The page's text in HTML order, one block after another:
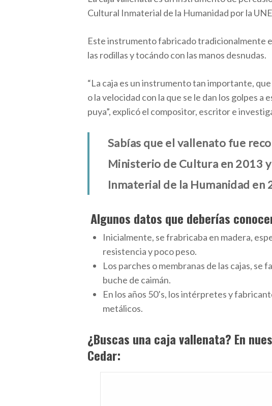
Cultural Inmaterial de la Humanidad por la
Este instrumento fabricado tradicionalmente
las rodillas y tocándo con las manos desnudas.
“La caja es un instrumento tan importante,
o la velocidad con la que se le dan los golpes
puya”, explicó el compositor, escritor e
Sabías que el vallenato fue
Ministerio de Cultura en 2013
Inmaterial de la Humanidad en
Algunos datos que deberías
Inicialmente, se frabricaba en madera,
resistencia y poco peso.
Los parches o membranas de las cajas,
buche de caimán.
En los años 50’s, los intérpretes y
metálicos.
¿Buscas una caja vallenata? En
Cedar: